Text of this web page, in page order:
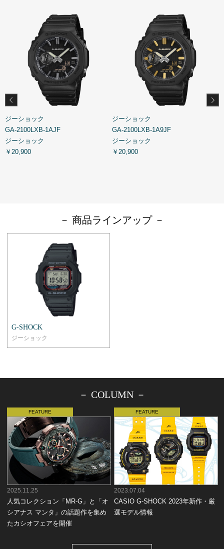
ジーショック
GA-2100LXB-1AJF
ジーショック
￥20,900
ジーショック
GA-2100LXB-1A9JF
ジーショック
￥20,900
－ 商品ラインアップ －
G-SHOCK
ジーショック
－ COLUMN －
2025.11.25
人気コレクション「MR-G」と「オ
シアナス マンタ」の話題作を集め
たカシオフェアを開催
2023.07.04
CASIO G-SHOCK 2023年新作・厳
選モデル情報